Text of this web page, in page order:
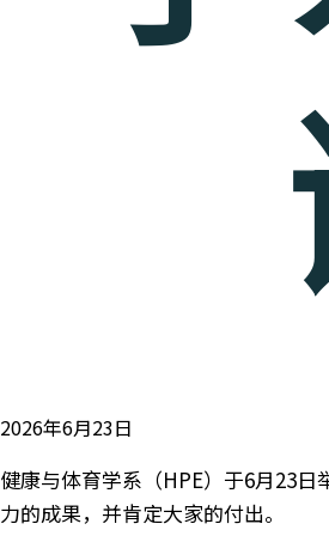
2026年6月23日
健康与体育学系（HPE）于6月23
力的成果，并肯定大家的付出。